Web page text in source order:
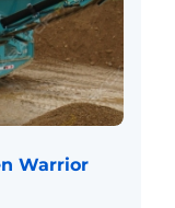
Warrior